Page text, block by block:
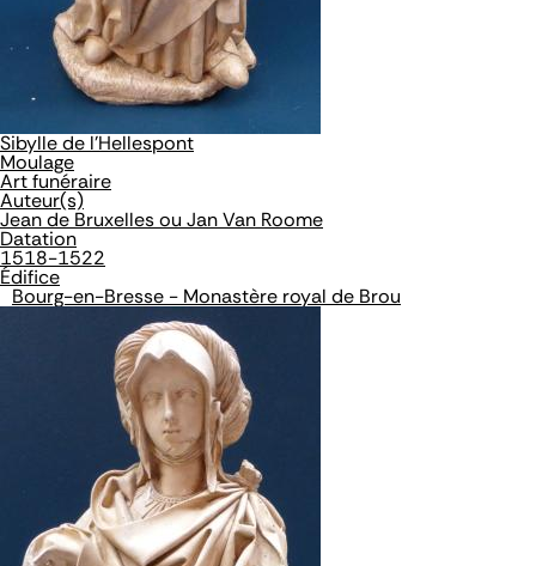
Sibylle de l'Hellespont
Moulage
Art funéraire
Auteur(s)
Jean de Bruxelles ou Jan Van Roome
Datation
1518-1522
Édifice
Bourg-en-Bresse - Monastère royal de Brou